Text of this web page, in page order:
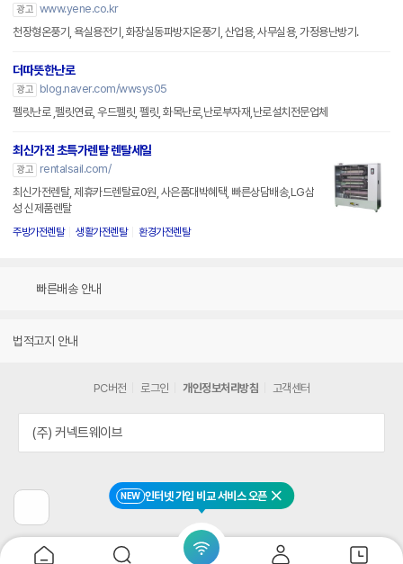
NEW 인터넷 가입 비교 서비스 오픈 닫기
광고 www.yene.co.kr
천장형온풍기, 욕실용전기, 화장실동파방지온풍기, 산업용, 사무실용, 가정용난방기.
더따뜻한난로
광고
blog.naver.com/wwsys05
펠릿난로 ,펠릿연료, 우드펠릿, 펠릿, 화목난로,난로부자재,난로설치전문업체
최신가전 초특가렌탈 렌탈세일
광고
rentalsail.com/
최신가전렌탈, 제휴카드렌탈료0원, 사은품대박혜택, 빠른상담배송,LG삼
성 신제품렌탈
주방가전렌탈 생활가전렌탈 환경가전렌탈
빠른배송 안내
법적고지 안내
전
페
이
PC버전 로그인 개인정보처리방침 고객센터
(주) 커넥트웨이브